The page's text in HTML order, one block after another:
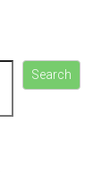
Search